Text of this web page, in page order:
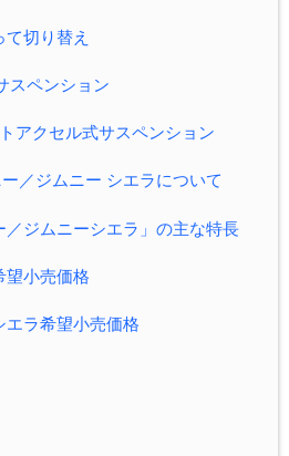
切り替え
スペンション
アクセル式サスペンション
／ジムニー シエラについて
／ジムニーシエラ」の主な特長
望小売価格
エラ希望小売価格